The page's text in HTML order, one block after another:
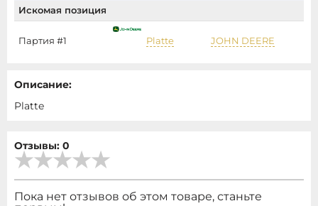
Искомая позиция
Партия #1 Platte JOHN DEERE
Описание:
Platte
Отзывы: 0
Пока нет отзывов об этом товаре, станьте